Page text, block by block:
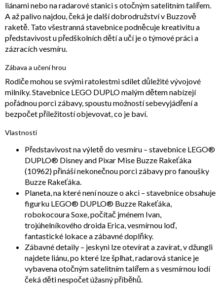
liánami nebo na radarové stanici s otočným satelitním talířem.
A až palivo najdou, čeká je další dobrodružství v Buzzově
raketě. Tato všestranná stavebnice podněcuje kreativitu a
představivost u předškolních dětí a učí je o týmové práci a
zázracích vesmíru.
Zábava a učení hrou
Rodiče mohou se svými ratolestmi sdílet důležité vývojové
milníky. Stavebnice LEGO DUPLO malým dětem nabízejí
pořádnou porci zábavy, spoustu možností sebevyjádření a
bezpočet příležitostí objevovat, co je baví.
Vlastnosti
Představivost na výletě do vesmíru – stavebnice LEGO®
DUPLO® Disney and Pixar Mise Buzze Rakeťáka
(10962) přináší nekonečnou porci zábavy pro fanoušky
Buzze Rakeťáka.
Planeta, na které není nouze o akci – stavebnice obsahuje
figurku LEGO® DUPLO® Buzze Rakeťáka,
robokocoura Soxe, počítač jménem Ivan,
trojúhelníkového droida Erica, vesmírnou loď,
fantastické lokace a zábavné doplňky.
Zábavné detaily – jeskyni lze otevírat a zavírat, v džungli
najdete liánu, po které lze šplhat, radarová stanice je
vybavena otočným satelitním talířem a s vesmírnou lodí
čeká děti nespočet úžasný příběhů.